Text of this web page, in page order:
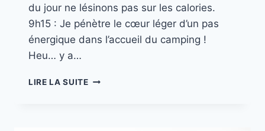
du jour ne lésinons pas sur les calories.
9h15 : Je pénètre le cœur léger d’un pas
énergique dans l’accueil du camping !
Heu… y a…
LIRE LA SUITEMISSION